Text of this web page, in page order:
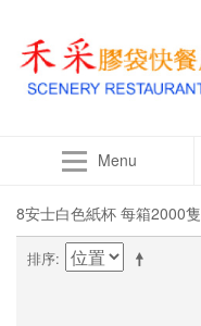
Menu
8安士白色紙杯 每箱2000隻
排序